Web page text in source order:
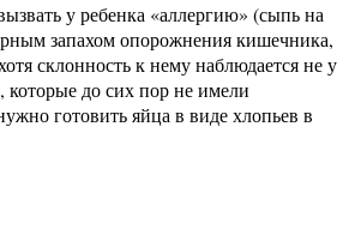
у ребенка «аллергию» (сыпь на
запахом опорожнения кишечника,
склонность к нему наблюдается не у
до сих пор не имели
готовить яйца в виде хлопьев в